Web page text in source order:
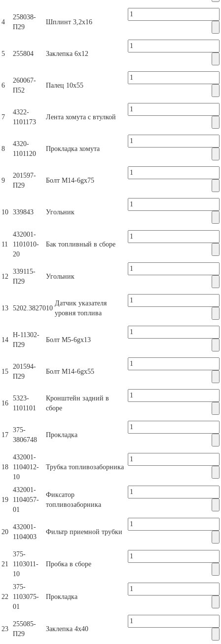
4
258038-
П29
Шплинт 3,2х16
5 255804 Заклепка 6х12
6
260067-
П52
Палец 10х55
7
4322-
1101173
Лента хомута с втулкой
8
4320-
1101120
Прокладка хомута
9
201597-
П29
Болт M14-6gx75
10 339843 Угольник
11
432001-
1101010-
20
Бак топливный в сборе
12
339115-
П29
Угольник
13 5202.3827010
Датчик указателя
уровня топлива
14
Н-11302-
П29
Болт M5-6gx13
15
201594-
П29
Болт M14-6gx55
16
5323-
1101101
Кронштейн задний в
сборе
17
375-
3806748
Прокладка
18
432001-
1104012-
10
Трубка топливозаборника
19
432001-
1104057-
01
Фиксатор
топливозаборника
20
432001-
1104003
Фильтр приемной трубки
21
375-
1103011-
10
Пробка в сборе
22
375-
1103075-
01
Прокладка
23
255085-
П29
Заклепка 4х40